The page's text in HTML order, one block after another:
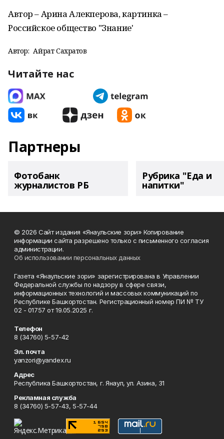
Автор – Арина Алекперова, картинка –
Российское общество "Знание'
Автор: Айрат Сахратов
Читайте нас
Партнеры
Фотобанк
журналистов РБ
Рубрика "Еда и
напитки"
© 2026 Сайт издания «Янаульские зори» Копирование
информации сайта разрешено только с письменного согласия
администрации.
Об использовании персональных данных
Газета «Янаульские зори» зарегистрирована в Управлении
Федеральной службы по надзору в сфере связи,
информационных технологий и массовых коммуникаций по
Республике Башкортостан. Регистрационный номер ПИ № ТУ
02 - 01757 от 19.05.2025 г.
Телефон
8 (34760) 5-57-42
Эл. почта
yanzori@yandex.ru
Адрес
Республика Башкортостан, г. Янаул, ул. Азина, 31
Рекламная служба
8 (34760) 5-57-43, 5-57-44